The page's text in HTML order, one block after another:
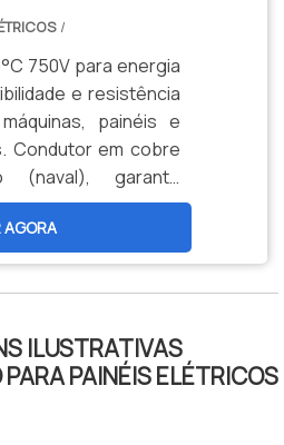
/
750V para energia
e resistência
painéis e
Condutor em cobre
(naval), garante
e menor
personalizadas,
assistência técnica
indústria.
ILUSTRATIVAS
PAINÉIS ELÉTRICOS